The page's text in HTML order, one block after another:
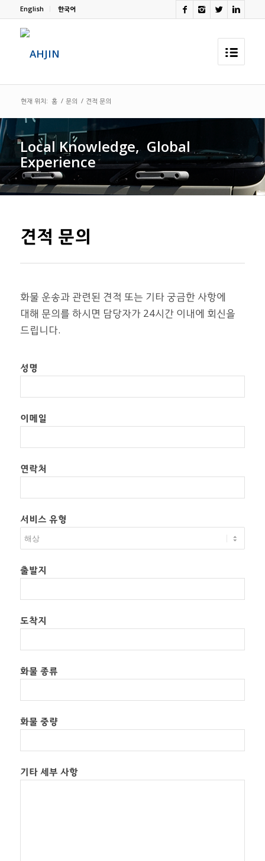
English 한국어
현재 위치: 홈 / 문의 / 견적 문의
Local Knowledge, Global
Experience
견적 문의
화물 운송과 관련된 견적 또는 기타 궁금한 사항에
대해 문의를 하시면 담당자가 24시간 이내에 회신을
드립니다.
성명
이메일
연락처
서비스 유형
출발지
도착지
화물 종류
화물 중량
기타 세부 사항